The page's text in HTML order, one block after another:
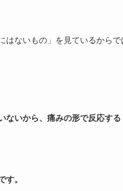
ないもの」を見ているからで
ないから、痛みの形で反応する
す。